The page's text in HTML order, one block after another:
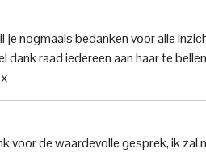
je nogmaals bedanken voor alle
dank raad iedereen aan haar te
voor de waardevolle gesprek, ik zal